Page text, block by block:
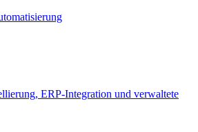
ERP-Integration und verwaltete